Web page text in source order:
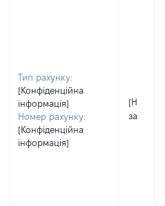
Тип рахунку:
[Конфіденційна
інформація]
Номер рахунку:
[Конфіденційна
інформація]
[Не